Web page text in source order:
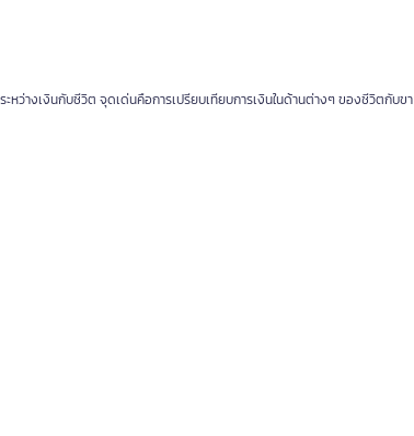
หว่างเงินกับชีวิต จุดเด่นคือการเปรียบเทียบการเงินในด้านต่างๆ ของชีวิตกับขา